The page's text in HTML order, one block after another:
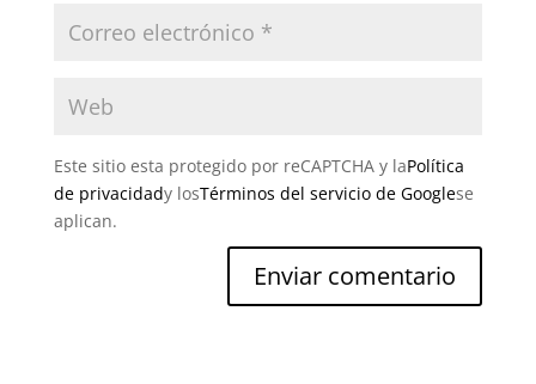
Este sitio esta protegido por reCAPTCHA y laPolítica
de privacidady losTérminos del servicio de Googlese
aplican.